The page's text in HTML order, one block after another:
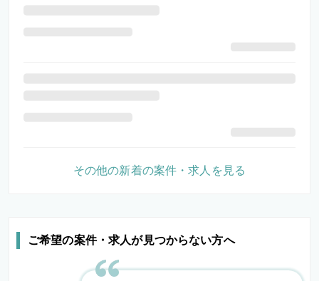
ご希望の案件・求人が見つからない方へ
その他の新着の案件・求人を見る